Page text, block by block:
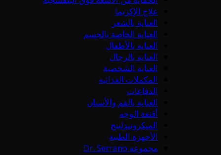
علاج الإكزيما
العناية بالشعر
العناية الخاصة بالجسم
العناية بالأطفال
العناية بالرجال
العناية الشخصية
المكملات الغذائية
الدفاعات
العناية بالفم والأسنان
أقنعة الوجه
الميكرونيدلينج
الأجهزة الطبية
مجموعة Dr. Serrano